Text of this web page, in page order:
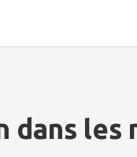
dans les